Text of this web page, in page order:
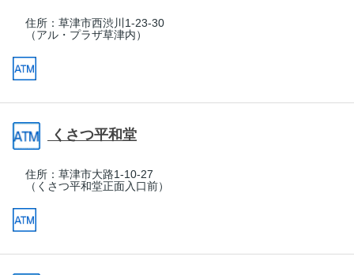
住所： 草津市西渋川1-23-30
（アル・プラザ草津内）
くさつ平和堂
住所： 草津市大路1-10-27
（くさつ平和堂正面入口前）